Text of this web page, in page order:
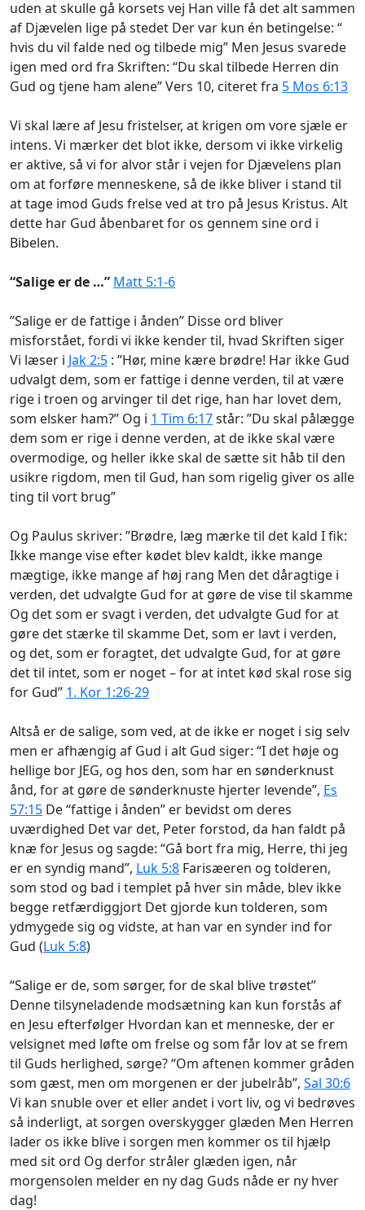
uden at skulle gå korsets vej Han ville få det alt sammen
af Djævelen lige på stedet Der var kun én betingelse: “
hvis du vil falde ned og tilbede mig” Men Jesus svarede
igen med ord fra Skriften: “Du skal tilbede Herren din
Gud og tjene ham alene” Vers 10, citeret fra 5 Mos 6:13
Vi skal lære af Jesu fristelser, at krigen om vore sjæle er
intens. Vi mærker det blot ikke, dersom vi ikke virkelig
er aktive, så vi for alvor står i vejen for Djævelens plan
om at forføre menneskene, så de ikke bliver i stand til
at tage imod Guds frelse ved at tro på Jesus Kristus. Alt
dette har Gud åbenbaret for os gennem sine ord i
Bibelen.
“Salige er de …” Matt 5:1-6
”Salige er de fattige i ånden” Disse ord bliver
misforstået, fordi vi ikke kender til, hvad Skriften siger
Vi læser i Jak 2:5 : ”Hør, mine kære brødre! Har ikke Gud
udvalgt dem, som er fattige i denne verden, til at være
rige i troen og arvinger til det rige, han har lovet dem,
som elsker ham?” Og i 1 Tim 6:17står: ”Du skal pålægge
dem som er rige i denne verden, at de ikke skal være
overmodige, og heller ikke skal de sætte sit håb til den
usikre rigdom, men til Gud, han som rigelig giver os alle
ting til vort brug”
Og Paulus skriver: ”Brødre, læg mærke til det kald I fik:
Ikke mange vise efter kødet blev kaldt, ikke mange
mægtige, ikke mange af høj rang Men det dåragtige i
verden, det udvalgte Gud for at gøre de vise til skamme
Og det som er svagt i verden, det udvalgte Gud for at
gøre det stærke til skamme Det, som er lavt i verden,
og det, som er foragtet, det udvalgte Gud, for at gøre
det til intet, som er noget – for at intet kød skal rose sig
for Gud” 1. Kor 1:26-29
Altså er de salige, som ved, at de ikke er noget i sig selv
men er afhængig af Gud i alt Gud siger: “I det høje og
hellige bor JEG, og hos den, som har en sønderknust
ånd, for at gøre de sønderknuste hjerter levende”, Es
57:15 De “fattige i ånden” er bevidst om deres
uværdighed Det var det, Peter forstod, da han faldt på
knæ for Jesus og sagde: “Gå bort fra mig, Herre, thi jeg
er en syndig mand”, Luk 5:8 Farisæeren og tolderen,
som stod og bad i templet på hver sin måde, blev ikke
begge retfærdiggjort Det gjorde kun tolderen, som
ydmygede sig og vidste, at han var en synder ind for
Gud (Luk 5:8)
“Salige er de, som sørger, for de skal blive trøstet”
Denne tilsyneladende modsætning kan kun forstås af
en Jesu efterfølger Hvordan kan et menneske, der er
velsignet med løfte om frelse og som får lov at se frem
til Guds herlighed, sørge? “Om aftenen kommer gråden
som gæst, men om morgenen er der jubelråb”, Sal 30:6
Vi kan snuble over et eller andet i vort liv, og vi bedrøves
så inderligt, at sorgen overskygger glæden Men Herren
lader os ikke blive i sorgen men kommer os til hjælp
med sit ord Og derfor stråler glæden igen, når
morgensolen melder en ny dag Guds nåde er ny hver
dag!